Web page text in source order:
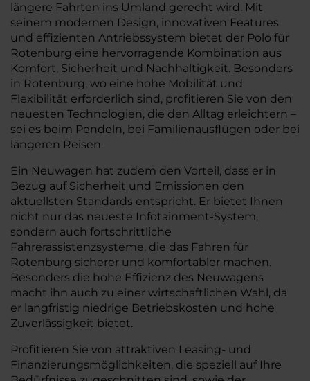
längere Fahrten ins Umland gerecht wird. Mit
seinem modernen Design, innovativen Features
und effizienten Antriebssystem bietet der Polo für
Rotenburg eine hervorragende Kombination aus
Komfort, Sicherheit und Nachhaltigkeit. Besonders
in Rotenburg, wo eine hohe Mobilität und
Flexibilität erforderlich sind, profitieren Sie von den
neuesten Technologien, die den Alltag erleichtern –
sei es beim Pendeln, bei Familienausflügen oder bei
längeren Reisen.
Ein Neuwagen hat zudem den Vorteil, dass er in
Bezug auf Sicherheit und Emissionen den
aktuellsten Standards entspricht. Er bietet Ihnen
nicht nur das neueste Infotainment-System,
sondern auch fortschrittliche
Fahrerassistenzsysteme, die das Fahren für
Rotenburg sicherer und komfortabler machen.
Besonders die hohe Effizienz des Neuwagens
macht ihn auch zu einer wirtschaftlichen Wahl, da
er langfristig niedrige Betriebskosten und hohe
Zuverlässigkeit bietet.
Profitieren Sie von attraktiven Leasing- und
Finanzierungsmöglichkeiten, die speziell auf Ihre